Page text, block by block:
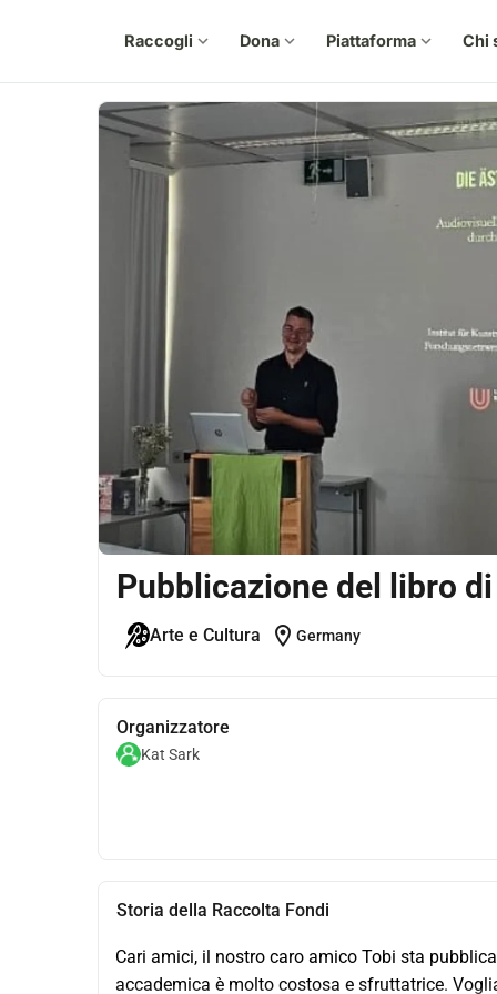
Raccogli expand_more Dona expand_more Piattaforma expand_more Chi
Pubblicazione del libro di
Arte e Cultura location_on Germany
Organizzatore
Kat Sark
Storia della Raccolta Fondi
Cari amici, il nostro caro amico Tobi sta
accademica è molto costosa e sfruttatrice.